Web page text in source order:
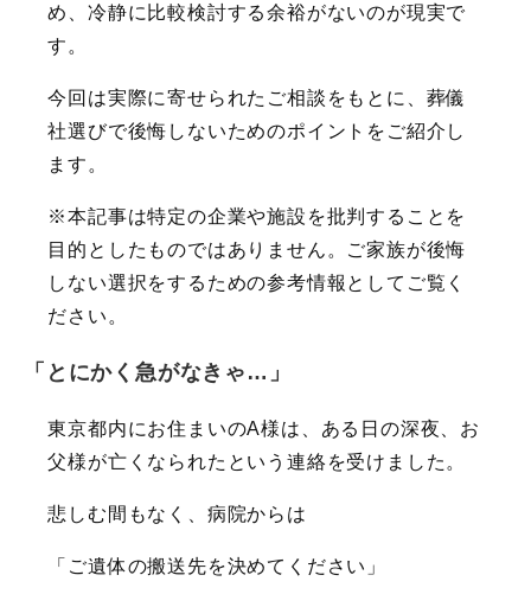
め、冷静に比較検討する余裕がないのが現実で
す。
今回は実際に寄せられたご相談をもとに、葬儀
社選びで後悔しないためのポイントをご紹介し
ます。
※本記事は特定の企業や施設を批判することを
目的としたものではありません。ご家族が後悔
しない選択をするための参考情報としてご覧く
ださい。
「とにかく急がなきゃ…」
東京都内にお住まいのA様は、ある日の深夜、お
父様が亡くなられたという連絡を受けました。
悲しむ間もなく、病院からは
「ご遺体の搬送先を決めてください」